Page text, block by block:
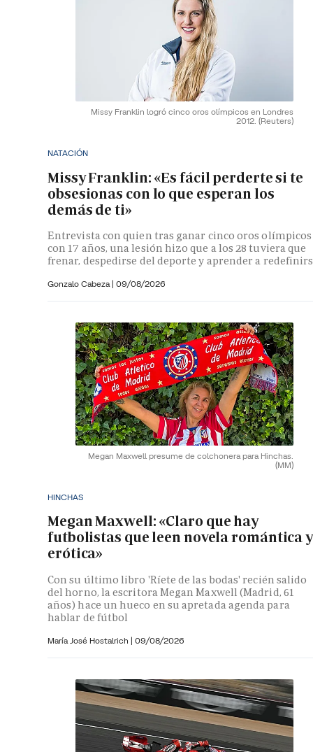
Missy Franklin logró cinco oros olímpicos en Londres
2012. (Reuters)
NATACIÓN
Missy Franklin: «Es fácil perderte si te
obsesionas con lo que esperan los
demás de ti»
Entrevista con quien tras ganar cinco oros olímpicos
con 17 años, una lesión hizo que a los 28 tuviera que
frenar, despedirse del deporte y aprender a
Gonzalo Cabeza | 09/08/2026
Megan Maxwell presume de colchonera para Hinchas.
(MM)
HINCHAS
Megan Maxwell: «Claro que hay
futbolistas que leen novela romántica y
erótica»
Con su último libro 'Ríete de las bodas' recién salido
del horno, la escritora Megan Maxwell (Madrid, 61
años) hace un hueco en su apretada agenda para
hablar de fútbol
María José Hostalrich | 09/08/2026